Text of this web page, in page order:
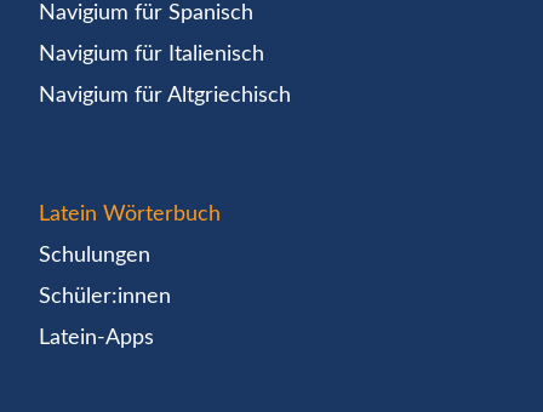
Navigium für Spanisch
Navigium für Italienisch
Navigium für Altgriechisch
Latein Wörterbuch
Schulungen
Schüler:innen
Latein-Apps